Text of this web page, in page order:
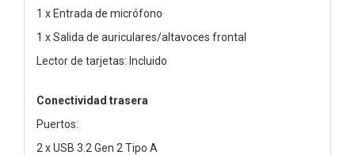
1 x Entrada de micrófono
1 x Salida de auriculares/altavoces frontal
Lector de tarjetas: Incluido
Conectividad trasera
Puertos:
2 x USB 3.2 Gen 2 Tipo A